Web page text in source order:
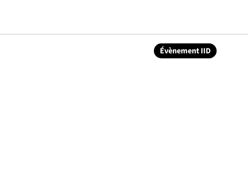
Évènement IID